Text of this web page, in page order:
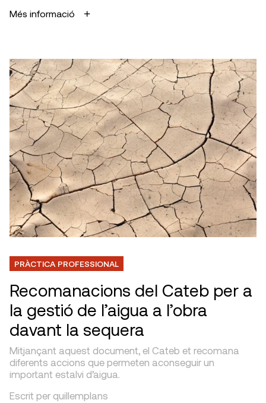
Més informació
PRÀCTICA PROFESSIONAL
Recomanacions del Cateb per a
la gestió de l’aigua a l’obra
davant la sequera
Mitjançant aquest document, el Cateb et recomana
diferents accions que permeten aconseguir un
important estalvi d’aigua.
Escrit per quillemplans